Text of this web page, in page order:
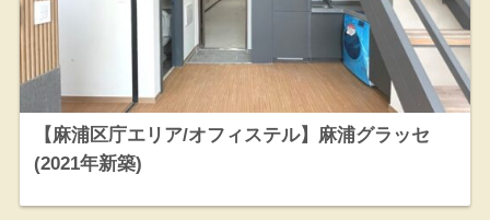
【麻浦区庁エリア/オフィステル】麻浦グラッセ
(2021年新築)